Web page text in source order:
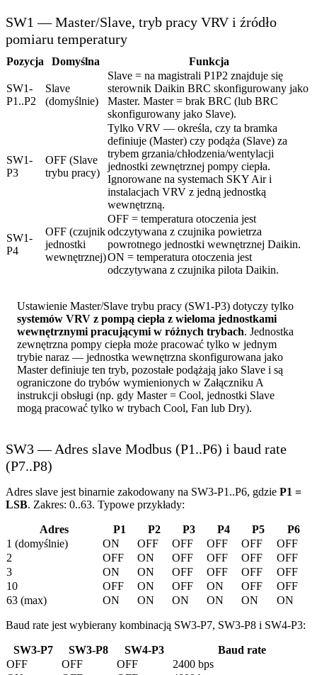
SW1 — Master/Slave, tryb pracy VRV i źródło
pomiaru temperatury
Pozycja Domyślna Funkcja
SW1-
P1..P2
Slave
(domyślnie)
Slave = na magistrali P1P2 znajduje się
sterownik Daikin BRC skonfigurowany jako
Master. Master = brak BRC (lub BRC
skonfigurowany jako Slave).
SW1-
P3
OFF (Slave
trybu pracy)
Tylko VRV — określa, czy ta bramka
definiuje (Master) czy podąża (Slave) za
trybem grzania/chłodzenia/wentylacji
jednostki zewnętrznej pompy ciepła.
Ignorowane na systemach SKY Air i
instalacjach VRV z jedną jednostką
wewnętrzną.
SW1-
P4
OFF (czujnik
jednostki
wewnętrznej)
OFF = temperatura otoczenia jest
odczytywana z czujnika powietrza
powrotnego jednostki wewnętrznej Daikin.
ON = temperatura otoczenia jest
odczytywana z czujnika pilota Daikin.
Ustawienie Master/Slave trybu pracy (SW1-P3) dotyczy tylko
systemów VRV z pompą ciepła z wieloma jednostkami
wewnętrznymi pracującymi w różnych trybach. Jednostka
zewnętrzna pompy ciepła może pracować tylko w jednym
trybie naraz — jednostka wewnętrzna skonfigurowana jako
Master definiuje ten tryb, pozostałe podążają jako Slave i są
ograniczone do trybów wymienionych w Załączniku A
instrukcji obsługi (np. gdy Master = Cool, jednostki Slave
mogą pracować tylko w trybach Cool, Fan lub Dry).
SW3 — Adres slave Modbus (P1..P6) i baud rate
(P7..P8)
Adres slave jest binarnie zakodowany na SW3-P1..P6, gdzie P1 =
LSB. Zakres: 0..63. Typowe przykłady:
Adres P1 P2 P3 P4 P5
P6
1 (domyślnie)
ON OFF OFF OFF OFF
OFF
2
OFF ON OFF OFF OFF
OFF
3
ON ON OFF OFF OFF
OFF
10
OFF ON OFF ON OFF
OFF
63 (max)
ON ON ON ON ON ON
Baud rate jest wybierany kombinacją SW3-P7, SW3-P8 i SW4-P3:
SW3-P7 SW3-P8 SW4-P3
Baud rate
OFF
OFF OFF
2400 bps